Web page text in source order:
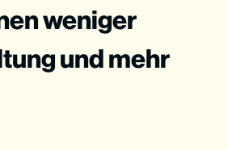
weniger
und mehr